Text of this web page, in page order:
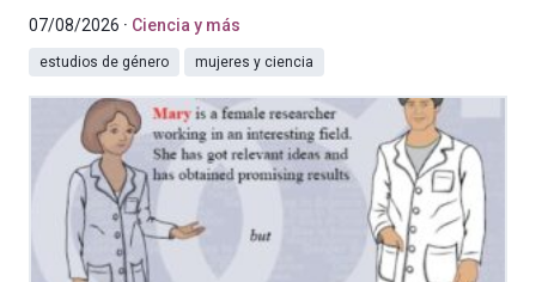
07/08/2026 Ciencia y más
estudios de género mujeres y ciencia